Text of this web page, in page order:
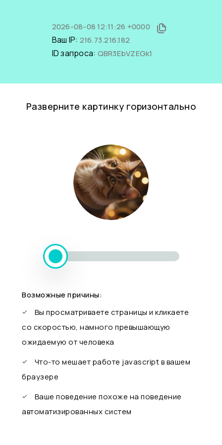
2026-08-08 12:11:26 +0000
Ваш IP: 216.73.216.182
ID запроса: QBR3EbVZEGk1
Разверните картинку горизонтально
Возможные причины:
Вы просматриваете страницы и кликаете
со скоростью, намного превышающую
ожидаемую от человека
Что-то мешает работе javascript в вашем
браузере
Ваше поведение похоже на поведение
автоматизированных систем